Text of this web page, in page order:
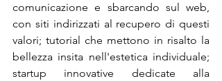
comunicazione e sbarcando sul web,
con siti indirizzati al recupero di questi
valori; tutorial che mettono in risalto la
bellezza insita nell'estetica individuale;
startup innovative dedicate alla